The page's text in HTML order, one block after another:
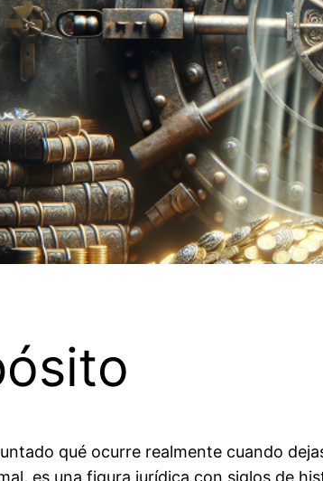
qué ocurre realmente cuando
es una figura jurídica con siglos de